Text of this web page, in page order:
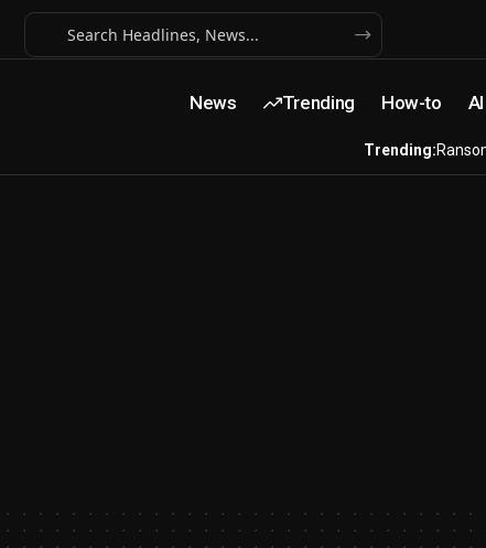
News Trending How-to
Trending: